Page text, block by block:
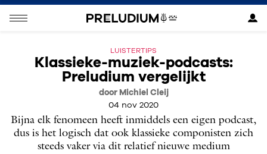
LUISTERTIPS
Klassieke-muziek-podcasts:
Preludium vergelijkt
door Michiel Cleij
04 nov 2020
Bijna elk fenomeen heeft inmiddels een eigen podcast,
dus is het logisch dat ook klassieke componisten zich
steeds vaker via dit relatief nieuwe medium